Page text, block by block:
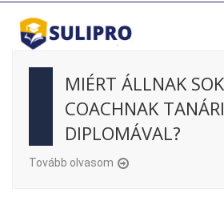
MIÉRT ÁLLNAK
COACHNAK TANÁRI
DIPLOMÁVAL?
Tovább olvasom